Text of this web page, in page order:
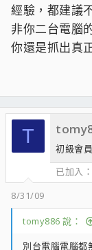
經驗，都建議
非你二台電腦
你還是抓出真
T
初級會員
已加入
8/31/09
tomy886 說：
別台電腦電腦都